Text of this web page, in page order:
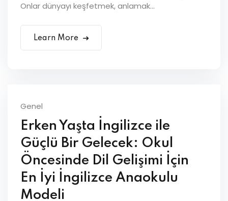
Onlar dünyayı keşfetmek, anlamak...
Learn More
Genel
Erken Yaşta İngilizce ile
Güçlü Bir Gelecek: Okul
Öncesinde Dil Gelişimi İçin
En İyi İngilizce Anaokulu
Modeli